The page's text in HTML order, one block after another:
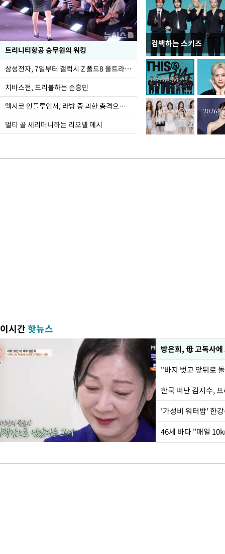
트리니티항공 승무원의 워킹
삼성전자, 7일부터 갤럭시 Z 폴드8 울트라·폴드8·플립8 출시
치바스전, 드리블하는 손흥민
멕시코 인플루언서, 라방 중 괴한 총격으로 사망
멀티 골 세리머니하는 리오넬 메시
컴백하는 스키즈
입추 하루 앞둔 전남
폭염
이시간핫뉴스
방은희, 母 고독사
한국 떠난 김지수,